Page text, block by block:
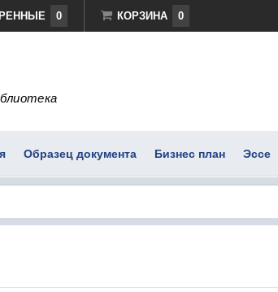
0 КОРЗИНА 0
Образец документа Бизнес план Эссе